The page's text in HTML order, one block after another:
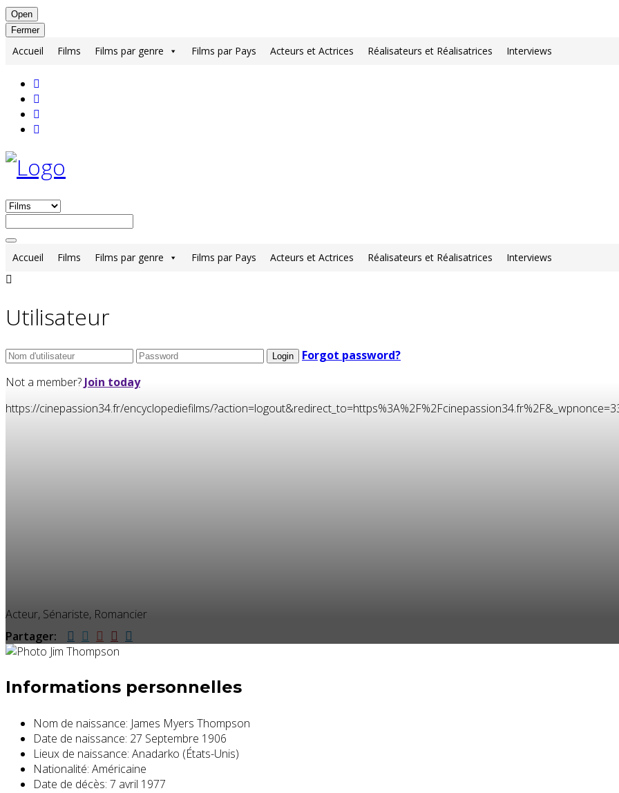
Open
Fermer
Accueil Films Films par genre Films par Pays Acteurs et Actrices Réalisateurs et Réalisatrices Interviews
Accueil Films Films par genre Films par Pays Acteurs et Actrices Réalisateurs et Réalisatrices Interviews
Utilisateur
Forgot password?
Not a member? Join today
https://cinepassion34.fr/encyclopediefilms/
Acteur, Sénariste, Romancier
Partager:
Informations personnelles
Nom de naissance: James Myers Thompson
Date de naissance: 27 Septembre 1906
Lieux de naissance: Anadarko (États-Unis)
Nationalité: Américaine
Date de décès: 7 avril 1977